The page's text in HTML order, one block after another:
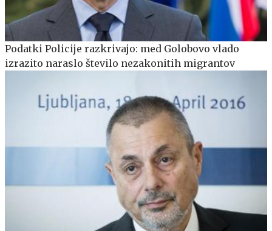
Podatki Policije razkrivajo: med Golobovo vlado
izrazito naraslo število nezakonitih migrantov